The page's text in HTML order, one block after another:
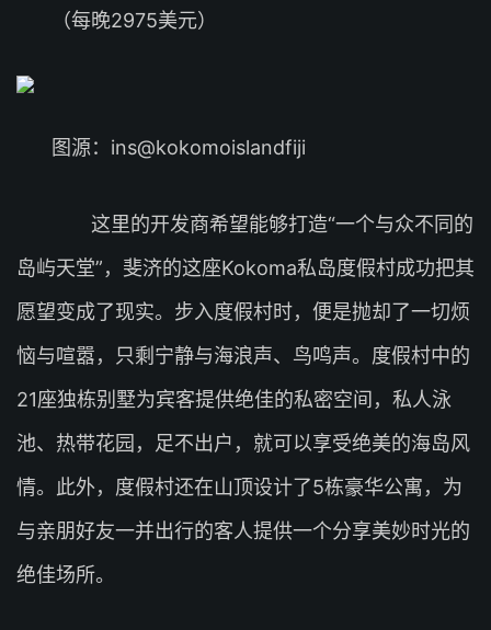
（每晚2975美元）
图源：ins@kokomoislandfiji
这里的开发商希望能够打造“一个与众不同的
岛屿天堂”，斐济的这座Kokoma私岛度假村成功把其
愿望变成了现实。步入度假村时，便是抛却了一切烦
恼与喧嚣，只剩宁静与海浪声、鸟鸣声。度假村中的
21座独栋别墅为宾客提供绝佳的私密空间，私人泳
池、热带花园，足不出户，就可以享受绝美的海岛风
情。此外，度假村还在山顶设计了5栋豪华公寓，为
与亲朋好友一并出行的客人提供一个分享美妙时光的
绝佳场所。